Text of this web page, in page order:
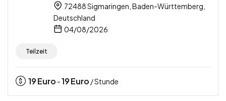
72488 Sigmaringen, Baden-Württemberg,
Deutschland
04/08/2026
Teilzeit
19Euro -19Euro / Stunde